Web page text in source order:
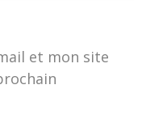
et mon site